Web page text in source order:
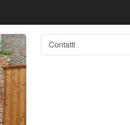
Contatti